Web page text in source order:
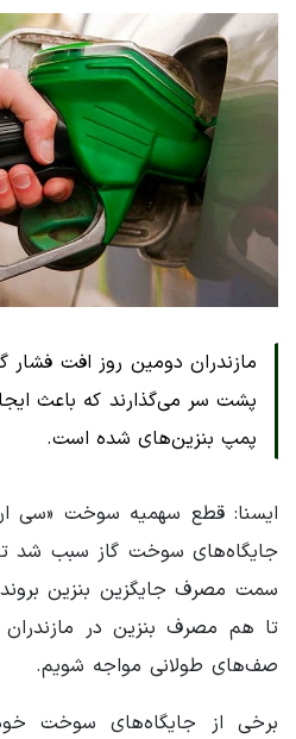
مازندران دومین روز افت فشار
پشت سر می‌گذارند که باعث
پمپ بنزین‌های شده است.
ایسنا: قطع سهمیه سوخت «سی
جایگاه‌های سوخت گاز سبب شد
سمت مصرف جایگزین بنزین
تا هم مصرف بنزین در
صف‌های طولانی مواجه شویم.
برخی از جایگاه‌های سوخت